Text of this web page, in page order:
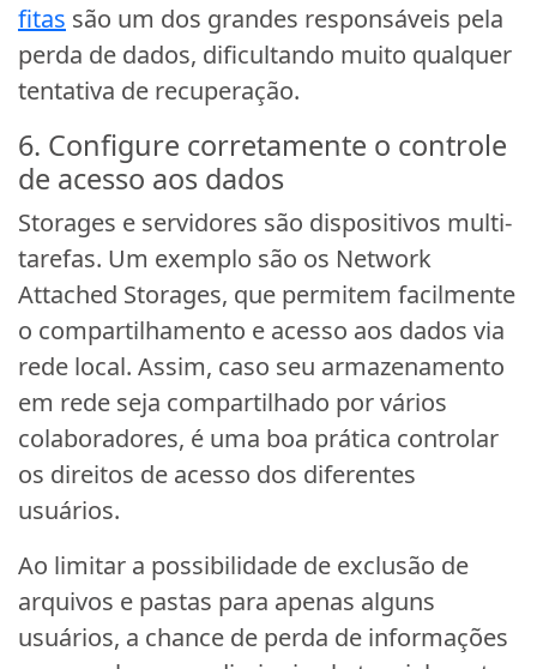
fitas são um dos grandes responsáveis pela
perda de dados, dificultando muito qualquer
tentativa de recuperação.
6. Configure corretamente o controle
de acesso aos dados
Storages e servidores são dispositivos multi-
tarefas. Um exemplo são os Network
Attached Storages, que permitem facilmente
o compartilhamento e acesso aos dados via
rede local. Assim, caso seu armazenamento
em rede seja compartilhado por vários
colaboradores, é uma boa prática controlar
os direitos de acesso dos diferentes
usuários.
Ao limitar a possibilidade de exclusão de
arquivos e pastas para apenas alguns
usuários, a chance de perda de informações